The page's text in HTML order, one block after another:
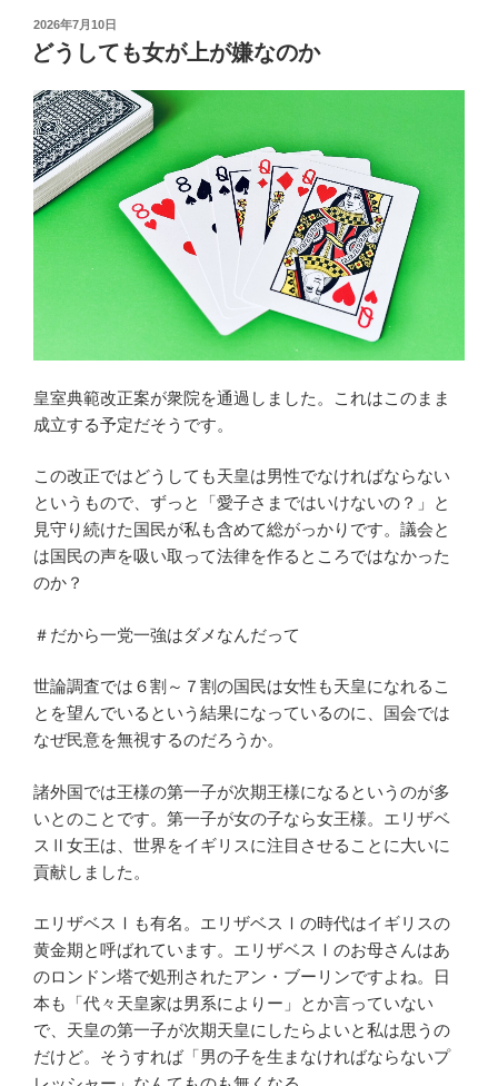
投
稿
日:
2026年7月10日
どうしても女が上が嫌なのか
皇室典範改正案が衆院を通過しました。これはこのまま
成立する予定だそうです。
この改正ではどうしても天皇は男性でなければならない
というもので、ずっと「愛子さまではいけないの？」と
見守り続けた国民が私も含めて総がっかりです。議会と
は国民の声を吸い取って法律を作るところではなかった
のか？
＃だから一党一強はダメなんだって
世論調査では６割～７割の国民は女性も天皇になれるこ
とを望んでいるという結果になっているのに、国会では
なぜ民意を無視するのだろうか。
諸外国では王様の第一子が次期王様になるというのが多
いとのことです。第一子が女の子なら女王様。エリザベ
スⅡ女王は、世界をイギリスに注目させることに大いに
貢献しました。
エリザベスⅠも有名。エリザベスⅠの時代はイギリスの
黄金期と呼ばれています。エリザベスⅠのお母さんはあ
のロンドン塔で処刑されたアン・ブーリンですよね。日
本も「代々天皇家は男系によりー」とか言っていない
で、天皇の第一子が次期天皇にしたらよいと私は思うの
だけど。そうすれば「男の子を生まなければならないプ